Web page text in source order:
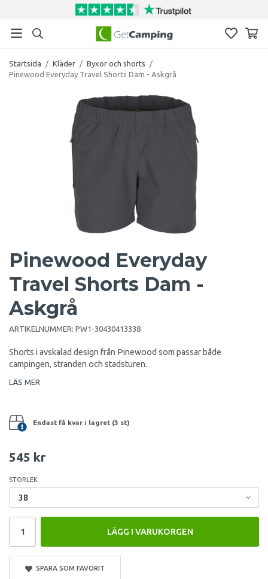
Startsida / Kläder / Byxor och shorts
/
Pinewood Everyday Travel Shorts Dam - Askgrå
Pinewood Everyday
Travel Shorts Dam -
Askgrå
ARTIKELNUMMER: PW1-30430413338
Shorts i avskalad design från Pinewood som passar både
campingen, stranden och stadsturen.
LÄS MER
Endast få kvar i lagret (3 st)
545 kr
STORLEK
LÄGG I VARUKORGEN
SPARA SOM FAVORIT